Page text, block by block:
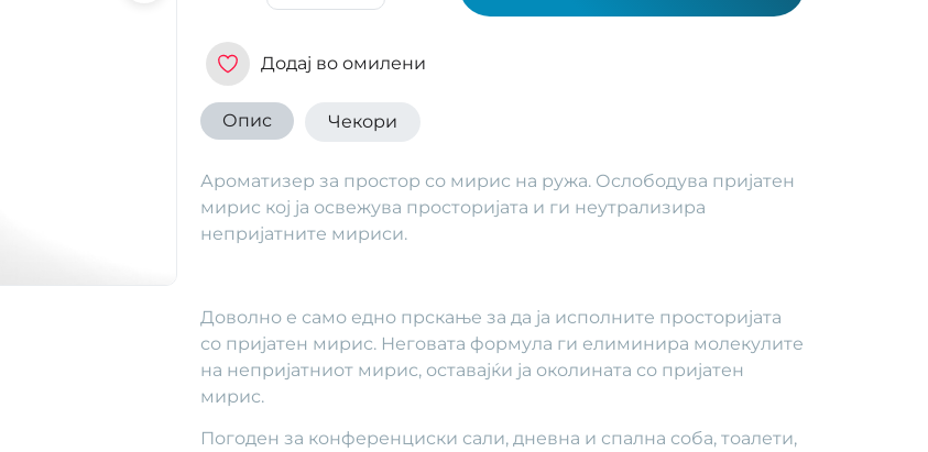
Додај во омилени
Опис Чекори
Ароматизер за простор со мирис на ружа. Ослободува пријатен
мирис кој ја освежува просторијата и ги неутрализира
непријатните мириси.
Доволно е само едно прскање за да ја исполните просторијата
со пријатен мирис. Неговата формула ги елиминира молекулите
на непријатниот мирис, оставајќи ја околината со пријатен
мирис.
Погоден за конференциски сали, дневна и спална соба, тоалети,